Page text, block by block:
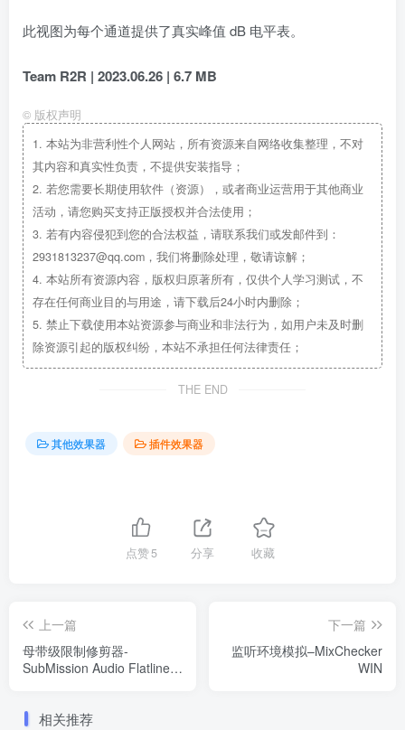
此视图为每个通道提供了真实峰值 dB 电平表。
Team R2R | 2023.06.26 | 6.7 MB
© 版权声明
1. 本站为非营利性个人网站，所有资源来自网络收集整理，不对
其内容和真实性负责，不提供安装指导；
2. 若您需要长期使用软件（资源），或者商业运营用于其他商业
活动，请您购买支持正版授权并合法使用；
3. 若有内容侵犯到您的合法权益，请联系我们或发邮件到：
2931813237@qq.com，我们将删除处理，敬请谅解；
4. 本站所有资源内容，版权归原著所有，仅供个人学习测试，不
存在任何商业目的与用途，请下载后24小时内删除；
5. 禁止下载使用本站资源参与商业和非法行为，如用户未及时删
除资源引起的版权纠纷，本站不承担任何法律责任；
THE END
其他效果器 插件效果器
点赞5 分享 收藏
上一篇
母带级限制修剪器-
SubMission Audio Flatline
下一篇
监听环境模拟–MixChecker
WIN
相关推荐